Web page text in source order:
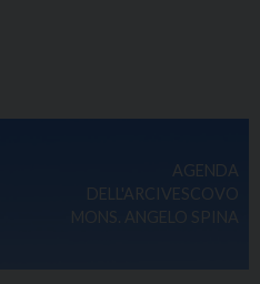
AGENDA
DELL'ARCIVESCOVO
MONS. ANGELO SPINA